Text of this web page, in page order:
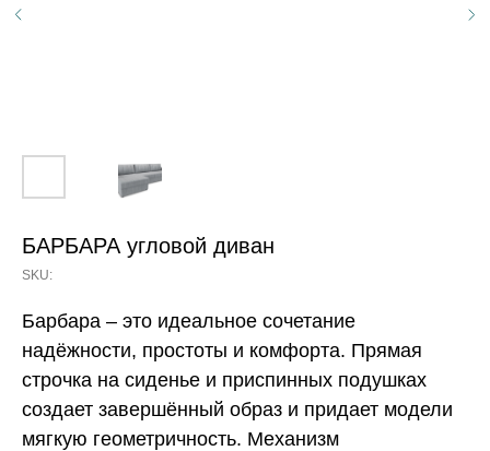
БАРБАРА угловой диван
SKU:
Барбара – это идеальное сочетание
надёжности, простоты и комфорта. Прямая
строчка на сиденье и приспинных подушках
создает завершённый образ и придает модели
мягкую геометричность. Механизм